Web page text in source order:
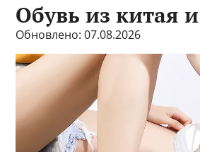
Обувь из китая
Обновлено: 07.08.2026